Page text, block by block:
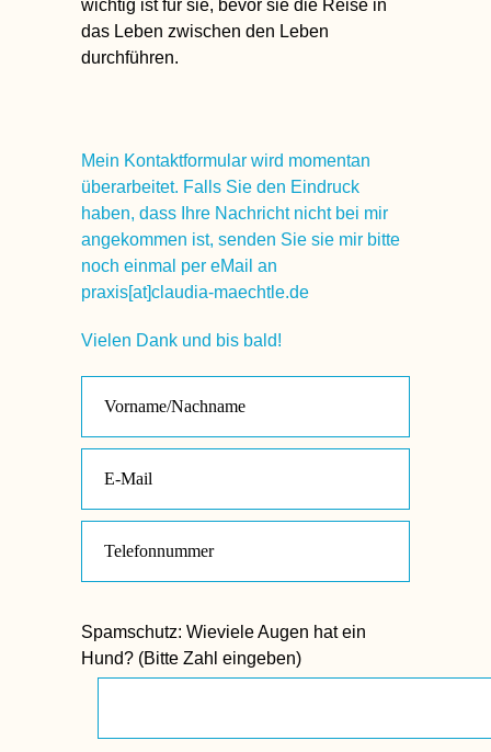
wichtig ist für sie, bevor sie die Reise in
das Leben zwischen den Leben
durchführen.
Mein Kontaktformular wird momentan
überarbeitet. Falls Sie den Eindruck
haben, dass Ihre Nachricht nicht bei mir
angekommen ist, senden Sie sie mir bitte
noch einmal per eMail an
praxis[at]claudia-maechtle.de
Vielen Dank und bis bald!
Spamschutz: Wieviele Augen hat ein
Hund? (Bitte Zahl eingeben)